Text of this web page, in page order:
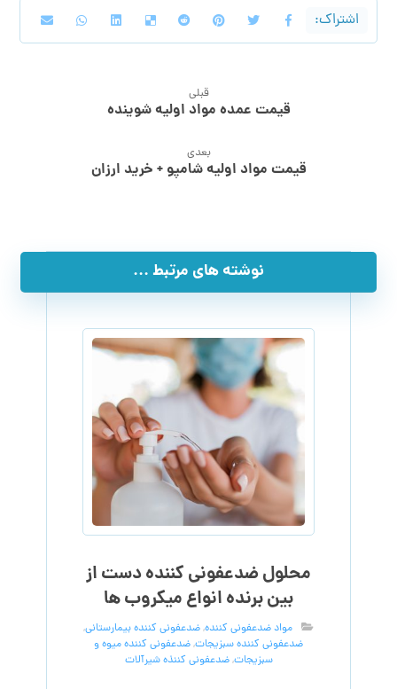
قبلی
قیمت عمده مواد اولیه شوینده
بعدی
قیمت مواد اولیه شامپو + خرید ارزان
نوشته های مرتبط ...
محلول ضدعفونی کننده دست از
بین برنده انواع میکروب ها
مواد ضدعفونی کننده,ضدعفونی کننده بیمارستانی,
ضدعفونی کننده سبزیجات,ضدعفونی کننده میوه و
سبزیجات,ضدعفونی کننذه شیرآلات